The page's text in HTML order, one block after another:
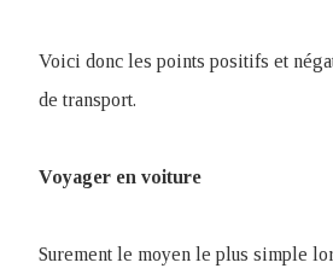
Voici donc les points positifs et
de transport.
Voyager en voiture
Surement le moyen le plus simple